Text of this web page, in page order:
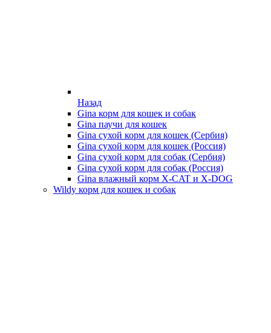
Назад
Gina корм для кошек и собак
Gina паучи для кошек
Gina сухой корм для кошек (Сербия)
Gina сухой корм для кошек (Россия)
Gina сухой корм для собак (Сербия)
Gina сухой корм для собак (Россия)
Gina влажный корм X-CAT и X-DOG
Wildy корм для кошек и собак